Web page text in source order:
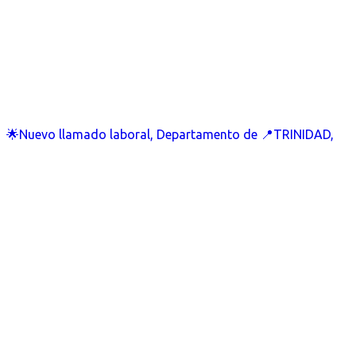
🌟Nuevo llamado laboral, Departamento de 📍TRINIDAD,